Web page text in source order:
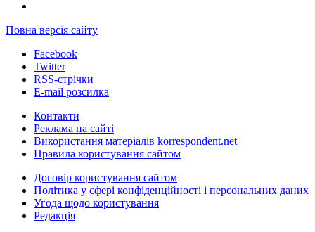
Повна версія сайту
Facebook
Twitter
RSS-стрічки
E-mail розсилка
Контакти
Реклама на сайті
Використання матеріалів korrespondent.net
Правила користування сайтом
Договір користування сайтом
Політика у сфері конфіденційності і персональних даних
Угода щодо користування
Редакція